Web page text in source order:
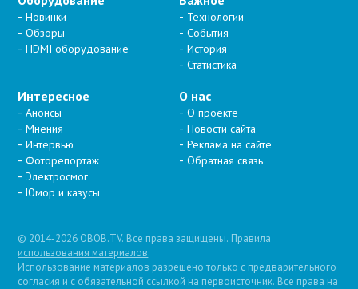
Новинки
Обзоры
HDMI оборудование
Технологии
События
История
Статистика
Интересное
Анонсы
Мнения
Интервью
Фоторепортаж
Электросмог
Юмор и казусы
О нас
О проекте
Новости сайта
Реклама на сайте
Обратная связь
© 2014-2026 OBOB.TV. Все права защищены. Правила
использования материалов.
Использование материалов разрешено только с предварительного
согласия и с обязательной ссылкой на первоисточник. Все права на